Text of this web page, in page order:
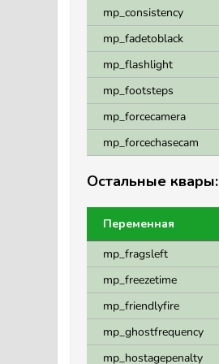
mp_consistency
mp_fadetoblack
mp_flashlight
mp_footsteps
mp_forcecamera
mp_forcechasecam
Остальные квары:
Переменная
mp_fragsleft
mp_freezetime
mp_friendlyfire
mp_ghostfrequency
mp_hostagepenalty